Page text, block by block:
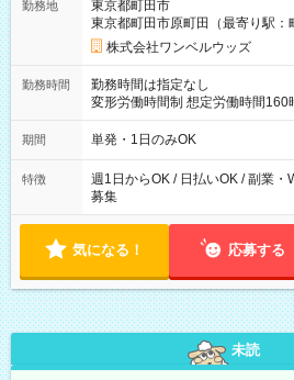
勤務地
東京都町田市
東京都町田市原町田（最寄り駅：
株式会社ワンベルウッズ
勤務時間
勤務時間は指定なし
変形労働時間制 想定労働時間160時間/月 【シフト例
～21：00
期間 単発・1日のみOK
特徴
週1日からOK / 日払いOK / 副業
募集
気になる！ 応募する
未読